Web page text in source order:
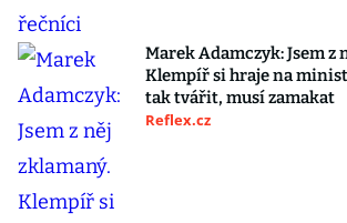
Marek Adamczyk: Jsem z
Klempíř si hraje na
tak tvářit, musí zamakat
Reflex.cz